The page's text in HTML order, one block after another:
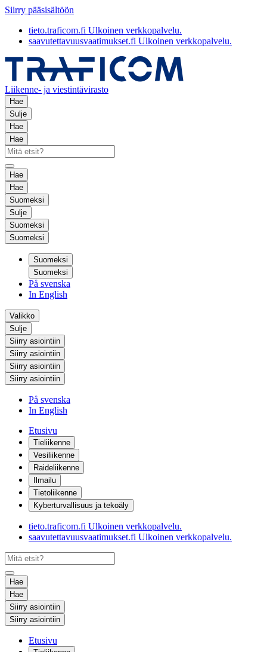
Siirry pääsisältöön
tieto.traficom.fi Ulkoinen verkkopalvelu.
saavutettavuusvaatimukset.fi Ulkoinen verkkopalvelu.
Liikenne- ja viestintävirasto
Hae
Sulje
Hae
Hae
Hae
Hae
Suomeksi
Sulje
Suomeksi
Suomeksi
Suomeksi
Suomeksi
På svenska
In English
Valikko
Sulje
Siirry asiointiin
Siirry asiointiin
Siirry asiointiin
Siirry asiointiin
På svenska
In English
Etusivu
Tieliikenne
Vesiliikenne
Raideliikenne
Ilmailu
Tietoliikenne
Kyberturvallisuus ja tekoäly
tieto.traficom.fi Ulkoinen verkkopalvelu.
saavutettavuusvaatimukset.fi Ulkoinen verkkopalvelu.
Hae
Hae
Siirry asiointiin
Siirry asiointiin
Etusivu